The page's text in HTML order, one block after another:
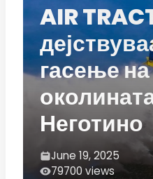
AIR
гасење
Неготино
June 19, 2025
79700 views